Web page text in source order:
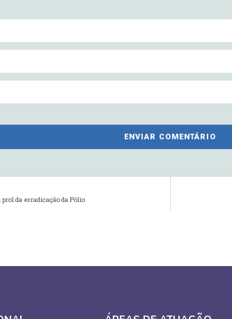
prol da erradicação da Pólio